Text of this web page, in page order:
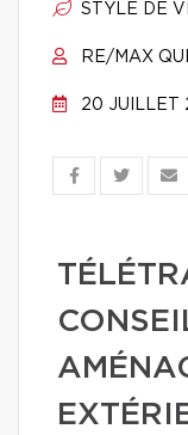
STYLE DE
RE/MAX
20 JUILLET